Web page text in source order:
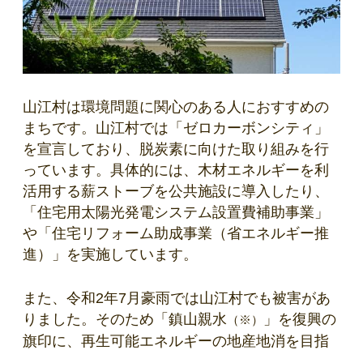
山江村は環境問題に関心のある人におすすめの
まちです。山江村では「ゼロカーボンシティ」
を宣言しており、脱炭素に向けた取り組みを行
っています。具体的には、木材エネルギーを利
活用する薪ストーブを公共施設に導入したり、
「住宅用太陽光発電システム設置費補助事業」
や「住宅リフォーム助成事業（省エネルギー推
進）」を実施しています。
また、令和2年7月豪雨では山江村でも被害があ
りました。そのため「鎮山親水 （※）
」を復興の
旗印に、再生可能エネルギーの地産地消を目指